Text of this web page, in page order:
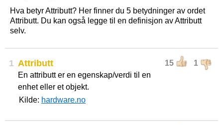
Hva betyr Attributt? Her finner du 5 betydninger av ordet
Attributt. Du kan også legge til en definisjon av Attributt
selv.
1 15 1
Attributt
En attributt er en egenskap/verdi til en
enhet eller et objekt.
Kilde: hardware.no